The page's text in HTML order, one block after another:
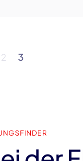
2 3